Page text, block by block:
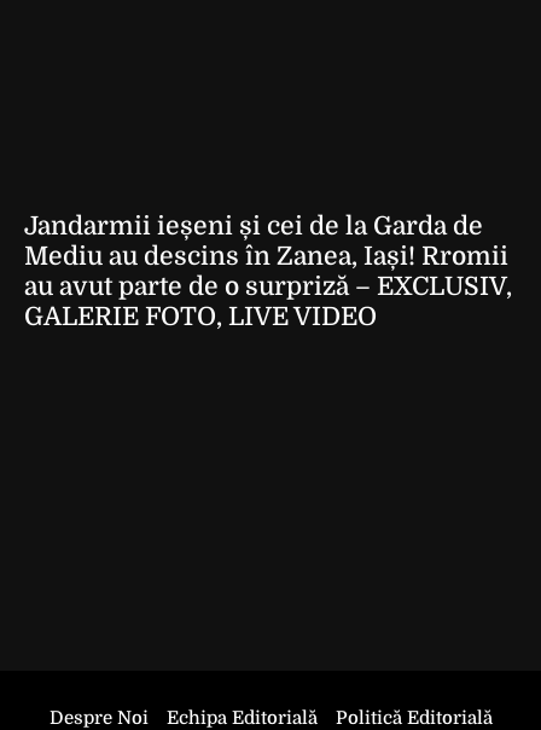
Jandarmii ieșeni și cei de la Garda de
Mediu au descins în Zanea, Iași! Rromii
au avut parte de o surpriză – EXCLUSIV,
GALERIE FOTO, LIVE VIDEO
Despre Noi Echipa Editorială
Politică Editorială